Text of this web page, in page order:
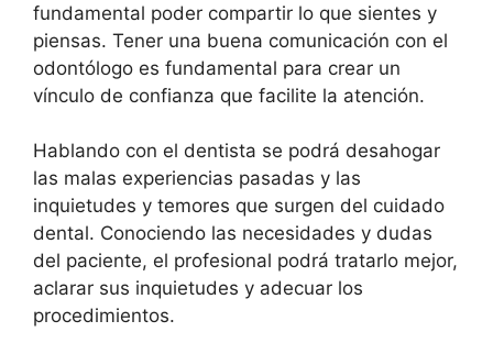
fundamental poder compartir lo que sientes y
piensas. Tener una buena comunicación con el
odontólogo es fundamental para crear un
vínculo de confianza que facilite la atención.
Hablando con el dentista se podrá desahogar
las malas experiencias pasadas y las
inquietudes y temores que surgen del cuidado
dental. Conociendo las necesidades y dudas
del paciente, el profesional podrá tratarlo mejor,
aclarar sus inquietudes y adecuar los
procedimientos.